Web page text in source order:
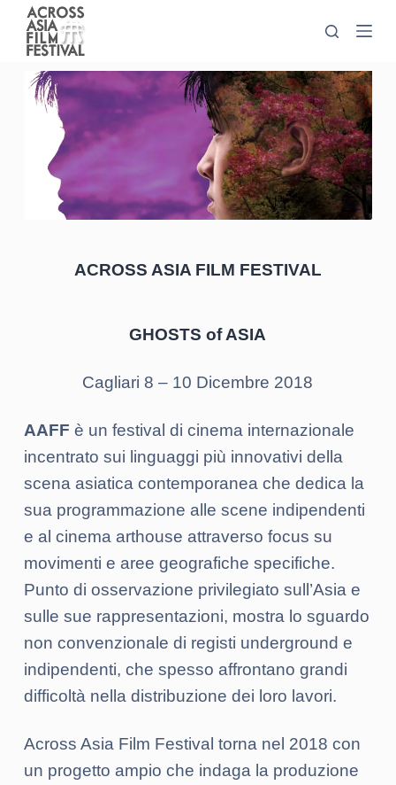
ACROSS ASIA FILM FESTIVAL
GHOSTS of ASIA
Cagliari 8 – 10 Dicembre 2018
AAFF è un festival di cinema internazionale
incentrato sui linguaggi più innovativi della
scena asiatica contemporanea che dedica la
sua programmazione alle scene indipendenti
e al cinema arthouse attraverso focus su
movimenti e aree geografiche specifiche.
Punto di osservazione privilegiato sull’Asia e
sulle sue rappresentazioni, mostra lo sguardo
non convenzionale di registi underground e
indipendenti, che spesso affrontano grandi
difficoltà nella distribuzione dei loro lavori.
Across Asia Film Festival torna nel 2018 con
un progetto ampio che indaga la produzione